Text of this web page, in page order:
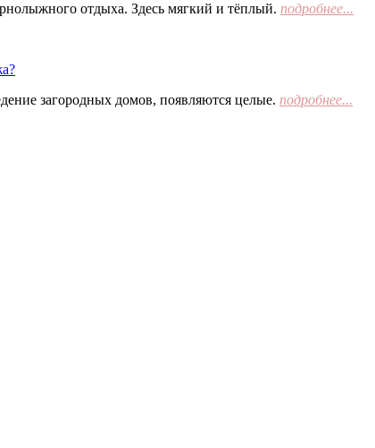
отдыха. Здесь мягкий и тёплый. подробнее...
загородных домов, появляются целые. подробнее...